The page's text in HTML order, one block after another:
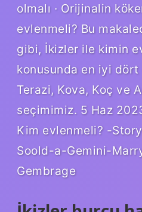
olmalı · Orijinalin
evlenmeli? Bu
gibi, İkizler ile kimin
konusunda en iyi dört
Terazi, Kova, Koç ve
seçimimiz. 5 Haz
Kim evlenmeli? -
Soold-a-Gemini-
Gembrage